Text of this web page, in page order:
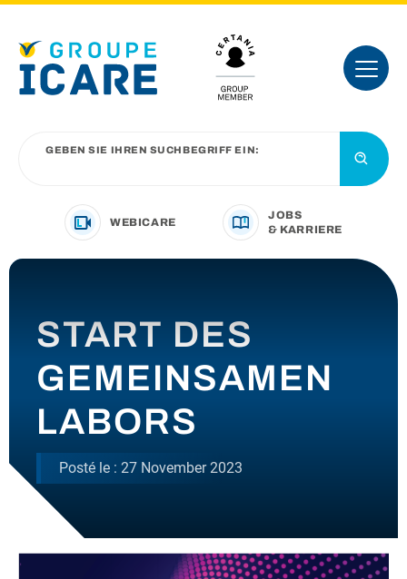
GEBEN SIE IHREN SUCHBEGRIFF EIN:
WEBICARE
JOBS
& KARRIERE
UNSER ANGEBOT
VORSTELLUNG DER GRUPPE
KONTAKT
START DES
GEMEINSAMEN
LABORS
Posté le : 27 November 2023